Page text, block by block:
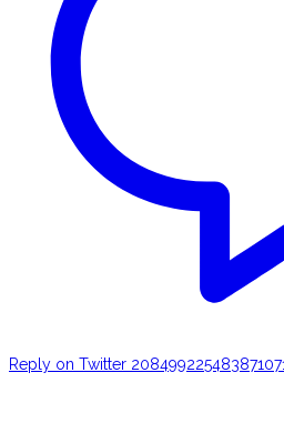
Reply on Twitter